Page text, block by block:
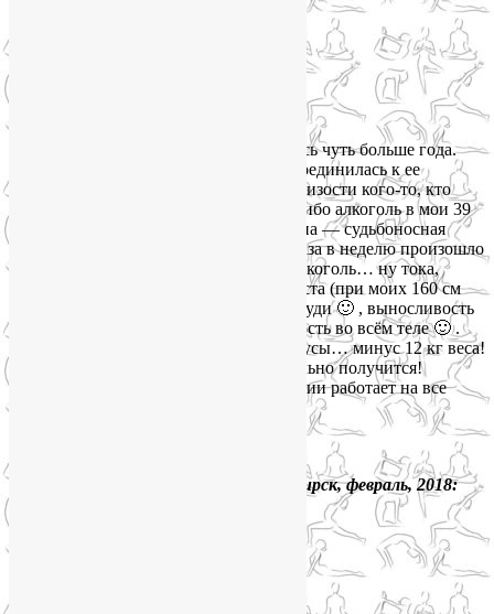
«У Лии занимаюсь чуть больше года.
Начинала индивидуально, потом присоединилась к ее
. Искала поблизости кого-то, кто
поможет мне справится со стрессом… ибо алкоголь в мои 39
лет с ним уже не справлялся((. И вот она — судьбоносная
встреча! Занимаясь всего 2, иногда 3 раза в неделю произошло
следующее: со стрессом справились, алкоголь… ну тока,
может, по праздникам), плюс 2.5 см роста (при моих 160 см
это прям бонус), плюс 2 см в объеме груди 🙂 , выносливость
отменная, образовалась приятная гибкость во всём теле 🙂 .
Ну что же я всё о плюсах… есть и минусы… минус 12 кг веса!
Приходите! Пробуйте! И у вас обязательно получится!
Система индивидуального подхода у Лии работает на все
Светлана Закуренко, 36 лет, Новосибирск, февраль, 2018: